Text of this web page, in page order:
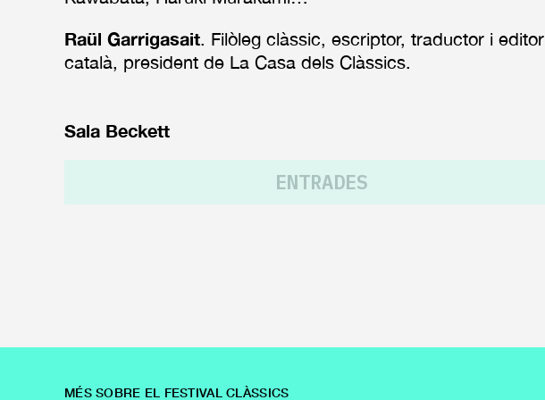
Raül Garrigasait. Filòleg clàssic, escriptor, traductor i editor
català, president de La Casa dels Clàssics.
Sala Beckett
ENTRADES
MÉS SOBRE EL FESTIVAL CLÀSSICS